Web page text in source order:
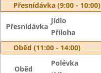
Přesnídávka (9:00 - 10:00)
Přesnídávka
Jídlo
Příloha
Oběd (11:00 - 14:00)
Oběd
Polévka